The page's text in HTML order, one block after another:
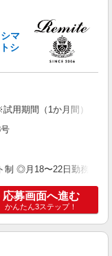
マ
シ
用期間（1か月間）：時
◎月18〜22日勤務可
応募画面へ進む
かんたん3ステップ！